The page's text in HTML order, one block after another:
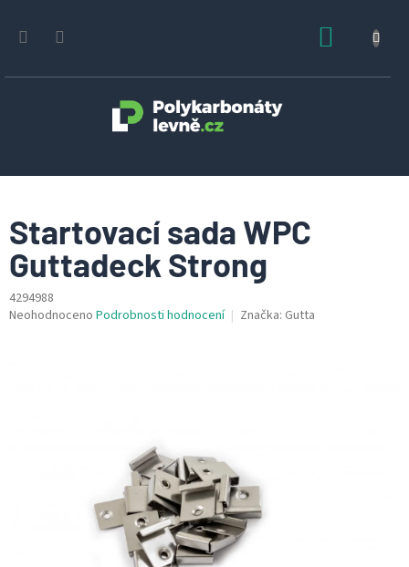
obsah
Startovací sada WPC
Guttadeck Strong
4294988
Průměrné
Neohodnoceno Podrobnosti hodnocení Značka: Gutta